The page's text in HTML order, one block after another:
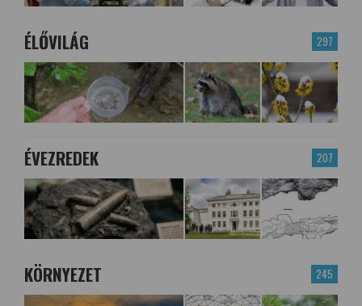
297
ÉLŐVILÁG
207
ÉVEZREDEK
245
KÖRNYEZET